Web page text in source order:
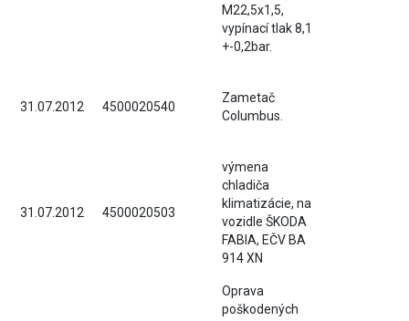
M22,5x1,5,
vypínací tlak 8,1
+-0,2bar.
31.07.2012 4500020540
Zametač
Columbus.
31.07.2012 4500020503
výmena
chladiča
klimatizácie, na
vozidle ŠKODA
FABIA, EČV BA
914 XN
Oprava
poškodených